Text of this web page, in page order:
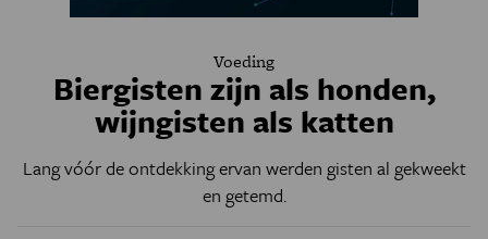
Voeding
Biergisten zijn als honden,
wijngisten als katten
Lang vóór de ontdekking ervan werden gisten al gekweekt
en getemd.